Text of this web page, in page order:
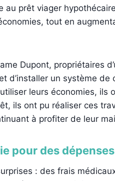
au prêt viager
tout en
Dupont, propriétaires
d’installer un système
leurs économies, ils
ils ont pu réaliser ces
à profiter de leur
pour des
: des frais